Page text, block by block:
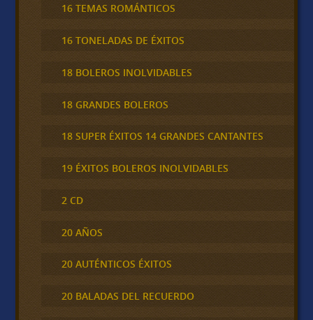
16 TEMAS ROMÁNTICOS
16 TONELADAS DE ÉXITOS
18 BOLEROS INOLVIDABLES
18 GRANDES BOLEROS
18 SUPER ÉXITOS 14 GRANDES CANTANTES
19 ÉXITOS BOLEROS INOLVIDABLES
2 CD
20 AÑOS
20 AUTÉNTICOS ÉXITOS
20 BALADAS DEL RECUERDO